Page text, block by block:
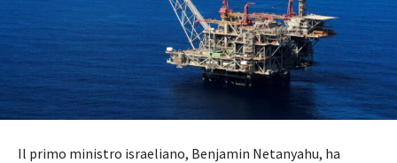
Il primo ministro israeliano, Benjamin Netanyahu, ha